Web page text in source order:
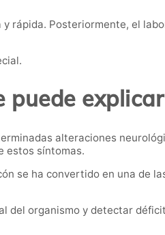
rápida. Posteriormente, el
puede
alteraciones
estos síntomas.
se ha convertido en una de
del organismo y detectar